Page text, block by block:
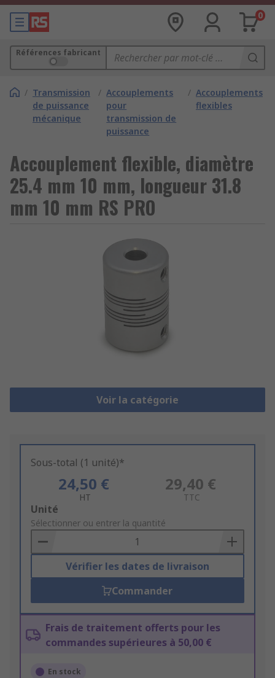
0
Références fabricant
/ Transmission
de puissance
mécanique
/ Accouplements
pour
transmission de
puissance
/ Accouplements
flexibles
Accouplement flexible, diamètre
25.4 mm 10 mm, longueur 31.8
mm 10 mm RS PRO
Voir la catégorie
Sous-total (1 unité)*
24,50 €
HT
29,40 €
TTC
Add
to
Basket
Unité
Sélectionner ou entrer la quantité
Vérifier les dates de livraison
Commander
Frais de traitement offerts pour les
commandes supérieures à 50,00 €
En stock